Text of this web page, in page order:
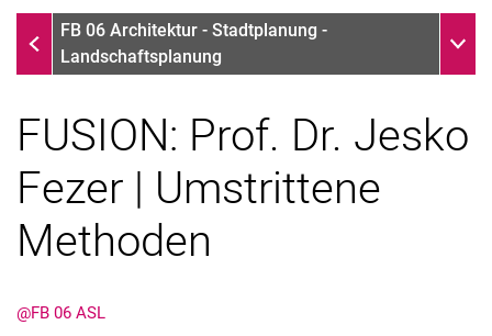
Suchen (öffnet externen Link in einem
InfothekFB 06 Architektur - Stadtplanung -
Landschaftsplanung
FUSION: Prof. Dr. Jesko
Fezer | Umstrittene
Methoden
@FB 06 ASL